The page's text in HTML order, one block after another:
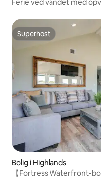
Ferie ved vandet med
Superhost
Superhost
Bolig i Highlands
【Fortress Waterfront-